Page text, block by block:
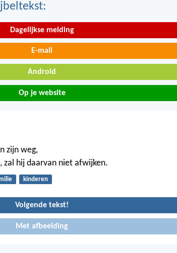
Dagelijkse melding
E-mail
Android
Op je website
zijn weg,
hij daarvan niet afwijken.
kinderen
Volgende tekst!
Met afbeelding